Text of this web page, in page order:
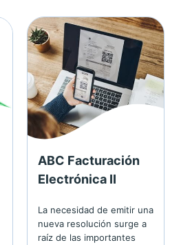
ABC Facturación
Electrónica II
La necesidad de emitir una
nueva resolución surge a
raíz de las importantes